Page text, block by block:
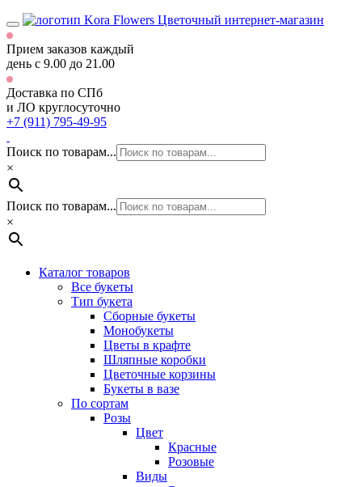
Цветочный интернет-магазин
Прием заказов каждый
день с 9.00 до 21.00
Доставка по СПб
и ЛО круглосуточно
+7 (911) 795-49-95
Поиск по товарам...
×
Поиск по товарам...
×
Каталог товаров
Все букеты
Тип букета
Сборные букеты
Монобукеты
Цветы в крафте
Шляпные коробки
Цветочные корзины
Букеты в вазе
По сортам
Розы
Цвет
Красные
Розовые
Виды